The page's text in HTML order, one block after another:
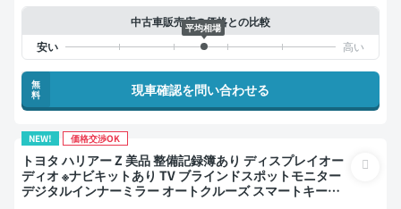
中古車販売店の価格との比較
平均相場
無
料
現車確認を問い合わせる
NEW! 価格交渉OK
トヨタ ハリアー Z 美品 整備記録簿あり ディスプレイオー
ディオ ※ナビキットあり TV ブラインドスポットモニター
デジタルインナーミラー オートクルーズ スマートキー